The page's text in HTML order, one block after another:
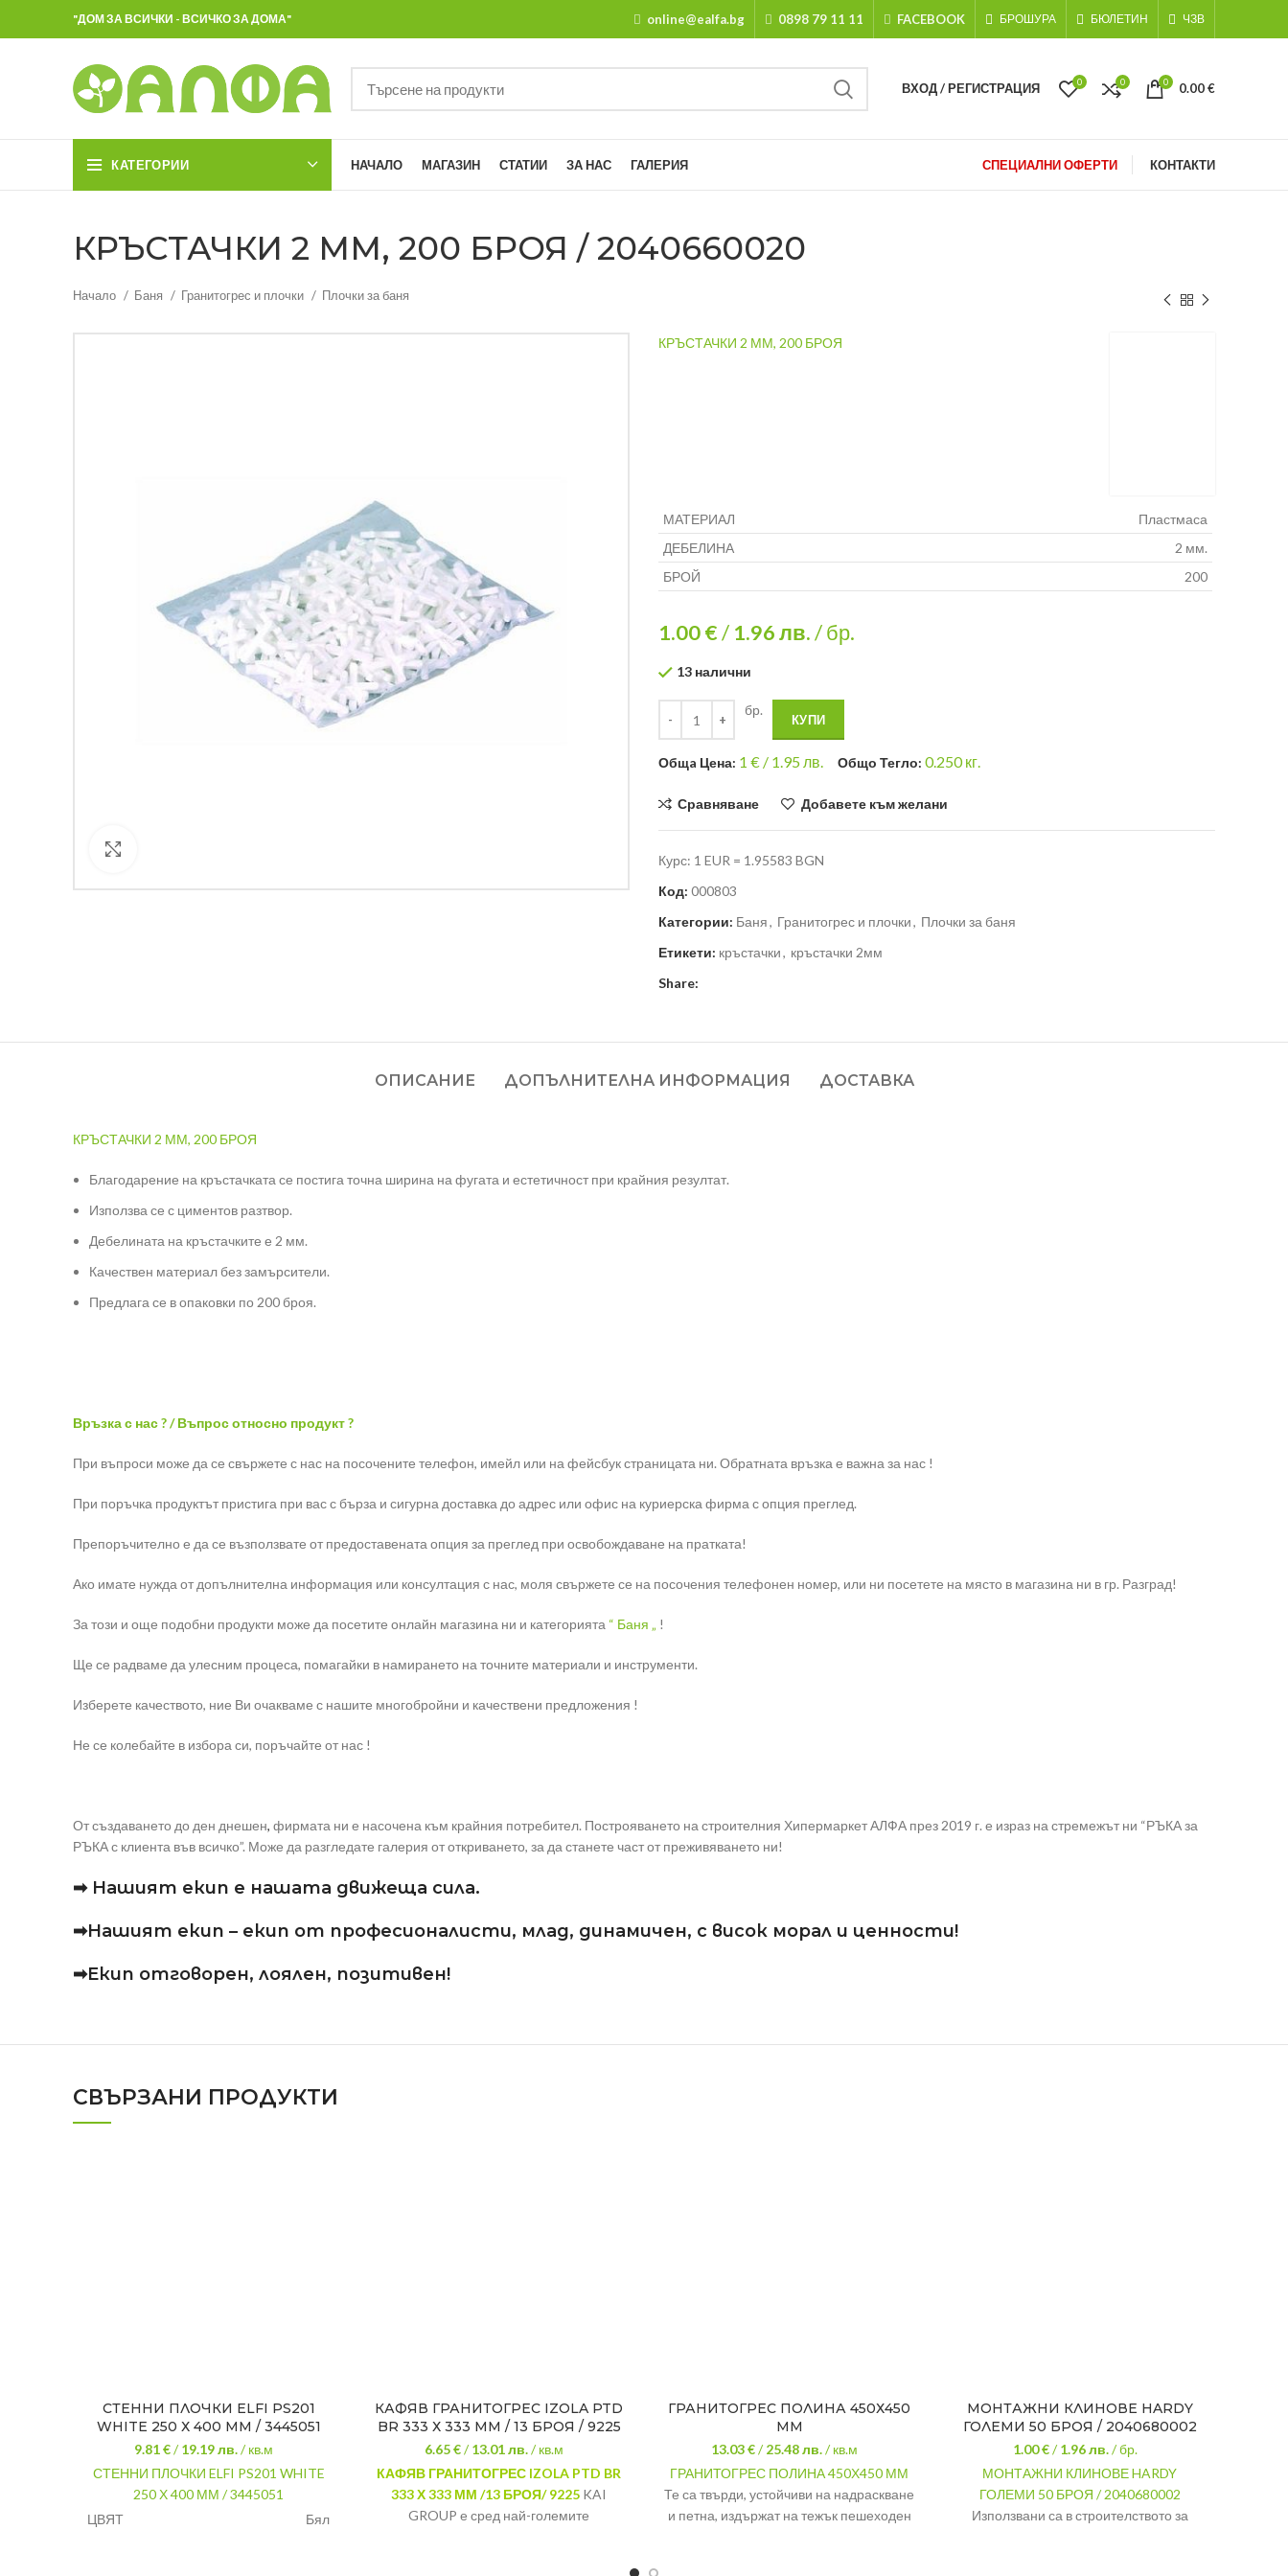
"ДОМ ЗА ВСИЧКИ - ВСИЧКО ЗА ДОМА" online@ealfa.bg 0898 79 11 11 FACEBOOK БРОШУРА БЮЛЕТИН ЧЗВ
ВХОД / РЕГИСТРАЦИЯ 0 0 0 0.00€
КАТЕГОРИИ НАЧАЛО МАГАЗИН СТАТИИ ЗА НАС ГАЛЕРИЯ СПЕЦИАЛНИ ОФЕРТИ КОНТАКТИ
КРЪСТАЧКИ 2 ММ, 200 БРОЯ / 2040660020
Начало Баня Гранитогрес и плочки Плочки за баня
КРЪСТАЧКИ 2 ММ, 200 БРОЯ
МАТЕРИАЛ
Пластмаса
ДЕБЕЛИНА
2 мм.
БРОЙ
200
1.00 €/ 1.96лв./ бр.
13 налични
бр.
КУПИ
Общa Цена: 1 € / 1.95 лв. Общо Тегло: 0.250кг.
Сравняване Добавете към желани
Курс: 1 EUR = 1.95583 BGN
Код: 000803
Категории: Баня, Гранитогрес и плочки, Плочки за баня
Етикети: кръстачки, кръстачки 2мм
Share:
ОПИСАНИЕ ДОПЪЛНИТЕЛНА ИНФОРМАЦИЯ ДОСТАВКА
КРЪСТАЧКИ 2 ММ, 200 БРОЯ
Благодарение на кръстачката се постига точна ширина на фугата и естетичност при крайния резултат.
Използва се с циментов разтвор.
Дебелината на кръстачките е 2 мм.
Качествен материал без замърсители.
Предлага се в опаковки по 200 броя.
Връзка с нас ? / Въпрос относно продукт ?
При въпроси може да се свържете с нас на посочените телефон, имейл или на фейсбук страницата ни. Обратната връзка е важна за нас !
При поръчка продуктът пристига при вас с бърза и сигурна доставка до адрес или офис на куриерска фирма с опция преглед.
Препоръчително е да се възползвате от предоставената опция за преглед при освобождаване на пратката!
Ако имате нужда от допълнителна информация или консултация с нас, моля свържете се на посочения телефонен номер, или ни посетете на място в магазина ни в гр. Разград!
За този и още подобни продукти може да посетите онлайн магазина ни и категорията “ Баня „ !
Ще се радваме да улесним процеса, помагайки в намирането на точните материали и инструменти.
Изберете качеството, ние Ви очакваме с нашите многобройни и качествени предложения !
Не се колебайте в избора си, поръчайте от нас !
От създаването до ден днешен, фирмата ни е насочена към крайния потребител. Построяването на строителния Хипермаркет АЛФА през 2019 г. е израз на стремежът ни “РЪКА за
РЪКА с клиента във всичко”. Може да разгледате галерия от откриването, за да станете част от преживяването ни!
➡ Нашият екип е нашата движеща сила.
➡Нашият екип – екип от професионалисти, млад, динамичен, с висок морал и ценности!
➡Екип отговорен, лоялен, позитивен!
СВЪРЗАНИ ПРОДУКТИ
СТЕННИ ПЛОЧКИ ELFI PS201
WHITE 250 Х 400 ММ / 3445051
9.81 €/19.19лв./ кв.м
СТЕННИ ПЛОЧКИ ELFI PS201 WHITE
250 Х 400 ММ / 3445051
ЦВЯТ
Бял
КАФЯВ ГРАНИТОГРЕС IZOLA PTD
BR 333 Х 333 ММ / 13 БРОЯ / 9225
6.65 €/13.01лв./ кв.м
КАФЯВ ГРАНИТОГРЕС IZOLA PTD BR
333 Х 333 ММ /13 БРОЯ/ 9225 KAI
GROUP е сред най-големите
ГРАНИТОГРЕС ПОЛИНА 450Х450
ММ
13.03 €/25.48лв./ кв.м
ГРАНИТОГРЕС ПОЛИНА 450Х450 ММ
Те са твърди, устойчиви на надраскване
и петна, издържат на тежък пешеходен
МОНТАЖНИ КЛИНОВЕ HARDY
ГОЛЕМИ 50 БРОЯ / 2040680002
1.00 €/1.96лв. / бр.
МОНТАЖНИ КЛИНОВЕ HARDY
ГОЛЕМИ 50 БРОЯ / 2040680002
Използвани са в строителството за